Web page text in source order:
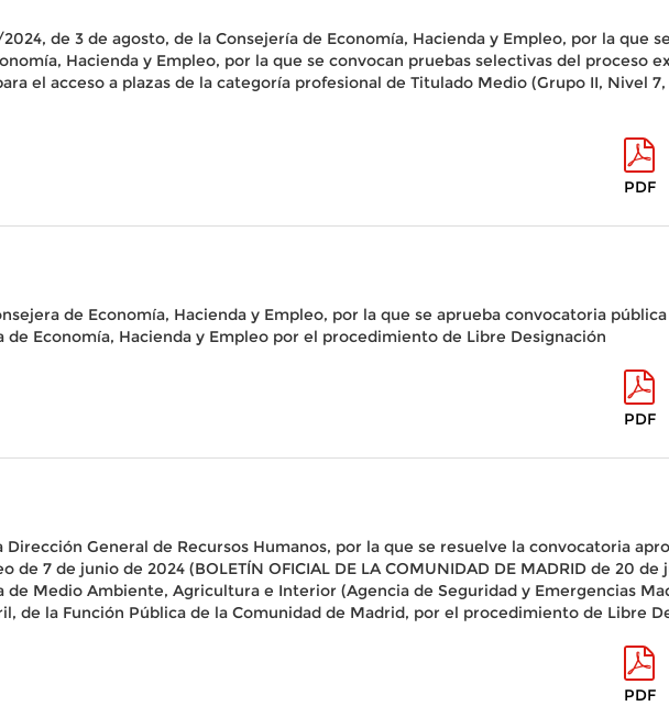
de 3 de agosto, de la Consejería de Economía, Hacienda y Empleo, por la que
Hacienda y Empleo, por la que se convocan pruebas selectivas del proceso
el acceso a plazas de la categoría profesional de Titulado Medio (Grupo II, Nivel 7,
PDF
de Economía, Hacienda y Empleo, por la que se aprueba convocatoria
Economía, Hacienda y Empleo por el procedimiento de Libre Designación
PDF
Dirección General de Recursos Humanos, por la que se resuelve la convocatoria
de 7 de junio de 2024 (BOLETÍN OFICIAL DE LA COMUNIDAD DE MADRID de 20
Medio Ambiente, Agricultura e Interior (Agencia de Seguridad y Emergencias
de la Función Pública de la Comunidad de Madrid, por el procedimiento de Libre
PDF